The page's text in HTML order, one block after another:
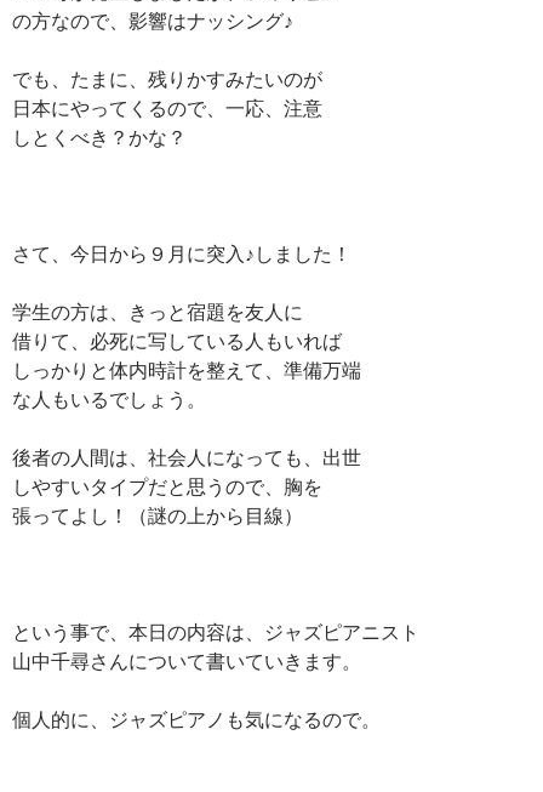
の方なので、影響はナッシング♪
でも、たまに、残りかすみたいのが
日本にやってくるので、一応、注意
しとくべき？かな？
さて、今日から９月に突入♪しました！
学生の方は、きっと宿題を友人に
借りて、必死に写している人もいれば
しっかりと体内時計を整えて、準備万端
な人もいるでしょう。
後者の人間は、社会人になっても、出世
しやすいタイプだと思うので、胸を
張ってよし！（謎の上から目線）
という事で、本日の内容は、ジャズピアニスト
山中千尋さんについて書いていきます。
個人的に、ジャズピアノも気になるので。